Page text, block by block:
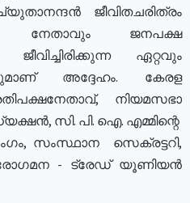
ജീവിതചരിത്രം
നേതാവും ജനപക്ഷ
ഏറ്റവും
അദ്ദേഹം. കേരള
നിയമസഭാ
സി. പി. ഐ. എമ്മിന്റെ
സംസ്ഥാന സെക്രട്ടറി,
പുരോഗമന - ട്രേഡ് യൂണിയൻ